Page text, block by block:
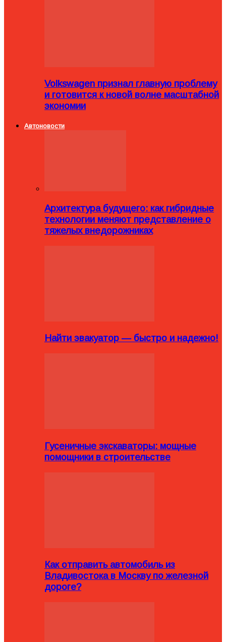
Volkswagen признал главную проблему
и готовится к новой волне масштабной
экономии
Автоновости
Архитектура будущего: как гибридные
технологии меняют представление о
тяжелых внедорожниках
Найти эвакуатор — быстро и надежно!
Гусеничные экскаваторы: мощные
помощники в строительстве
Как отправить автомобиль из
Владивостока в Москву по железной
дороге?